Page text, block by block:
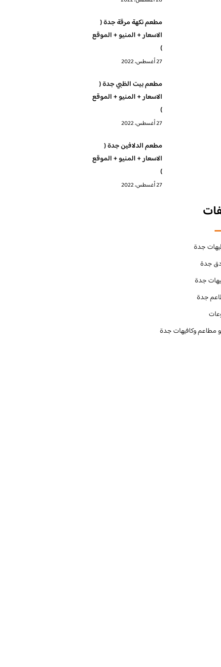
مطعم نكهة مرقة جدة (
الاسعار + المنيو + الموقع
)
27 أغسطس، 2022
مطعم بيت الظبي جدة (
الاسعار + المنيو + الموقع
)
27 أغسطس، 2022
مطعم الدلافين جدة (
الاسعار + المنيو + الموقع
)
27 أغسطس، 2022
جدة
جدة
جدة
جدة
مطاعم وكافيهات جدة